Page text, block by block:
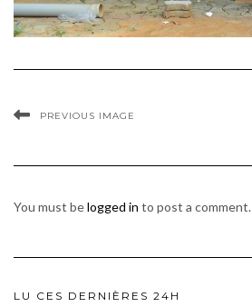
PREVIOUS IMAGE
You must belogged in to post a comment.
LU CES DERNIÈRES 24H